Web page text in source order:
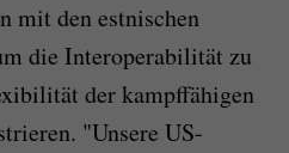
mit den estnischen
die Interoperabilität zu
der kampffähigen
"Unsere US-